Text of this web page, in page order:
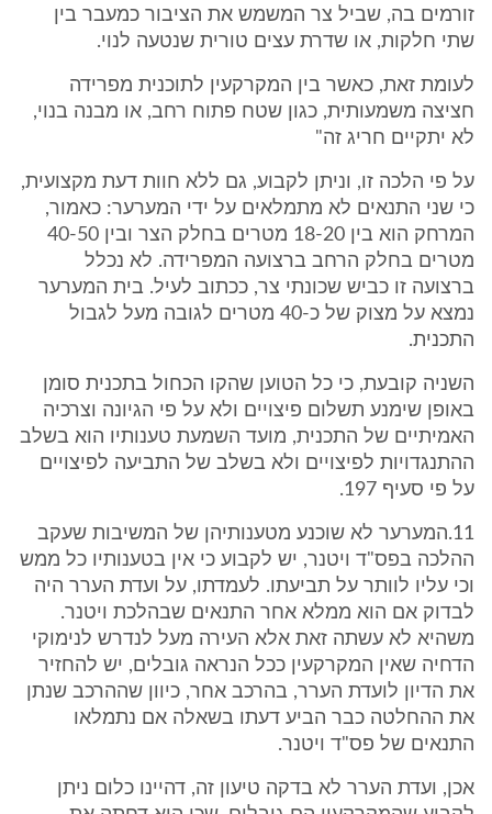
זורמים בה, שביל צר המשמש את הציבור כמעבר בין
שתי חלקות, או שדרת עצים טורית שנטעה לנוי.
לעומת זאת, כאשר בין המקרקעין לתוכנית מפרידה
חציצה משמעותית, כגון שטח פתוח רחב, או מבנה בנוי,
לא יתקיים חריג זה"
על פי הלכה זו, וניתן לקבוע, גם ללא חוות דעת מקצועית,
כי שני התנאים לא מתמלאים על ידי המערער: כאמור,
המרחק הוא בין 18-20 מטרים בחלק הצר ובין 40-50
מטרים בחלק הרחב ברצועה המפרידה. לא נכלל
ברצועה זו כביש שכונתי צר, ככתוב לעיל. בית המערער
נמצא על מצוק של כ-40 מטרים לגובה מעל לגבול
התכנית.
השניה קובעת, כי כל הטוען שהקו הכחול בתכנית סומן
באופן שימנע תשלום פיצויים ולא על פי הגיונה וצרכיה
האמיתיים של התכנית, מועד השמעת טענותיו הוא בשלב
ההתנגדויות לפיצויים ולא בשלב של התביעה לפיצויים
על פי סעיף 197.
11.המערער לא שוכנע מטענותיהן של המשיבות שעקב
ההלכה בפס"ד ויטנר, יש לקבוע כי אין בטענותיו כל ממש
וכי עליו לוותר על תביעתו. לעמדתו, על ועדת הערר היה
לבדוק אם הוא ממלא אחר התנאים שבהלכת ויטנר.
משהיא לא עשתה זאת אלא העירה מעל לנדרש לנימוקי
הדחיה שאין המקרקעין ככל הנראה גובלים, יש להחזיר
את הדיון לועדת הערר, בהרכב אחר, כיוון שההרכב שנתן
את ההחלטה כבר הביע דעתו בשאלה אם נתמלאו
התנאים של פס"ד ויטנר.
אכן, ועדת הערר לא בדקה טיעון זה, דהיינו כלום ניתן